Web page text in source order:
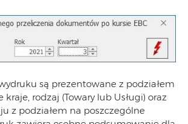
są prezentowane z podziałem
kraje, rodzaj (Towary lub Usługi) oraz
z podziałem na poszczególne